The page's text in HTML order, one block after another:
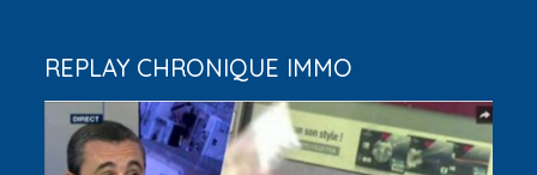
REPLAY CHRONIQUE IMMO